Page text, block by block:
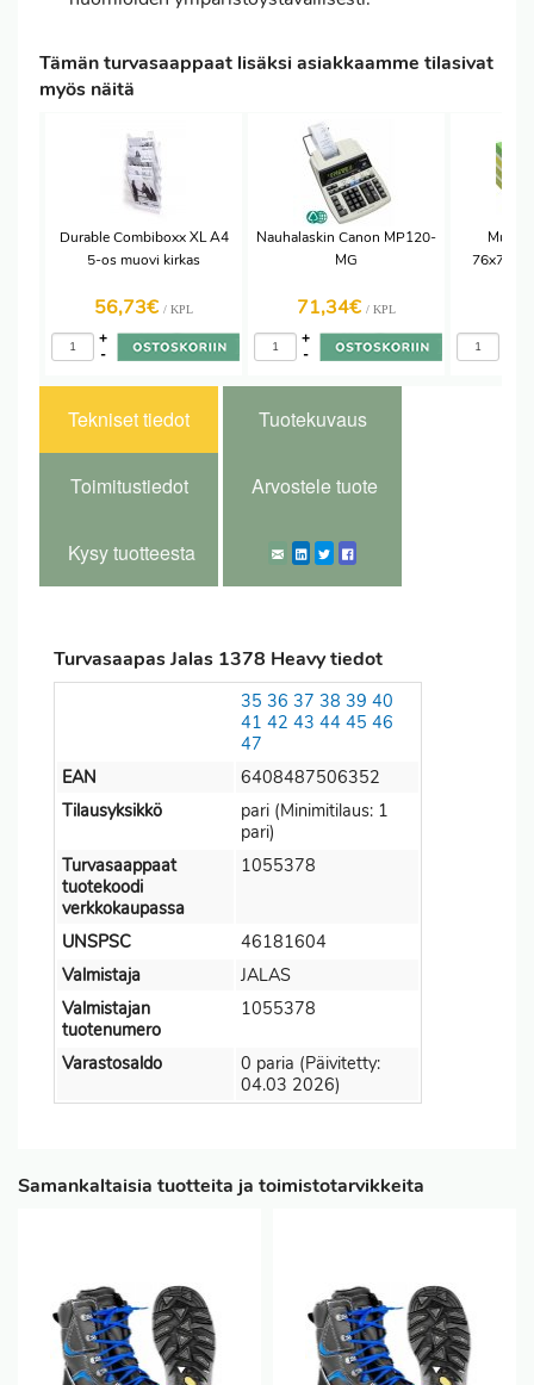
Tämän turvasaappaat lisäksi asiakkaamme tilasivat
myös näitä
Durable Combiboxx XL A4
5-os muovi kirkas
56,73€ / KPL
-
+
Nauhalaskin Canon MP120-
MG
71,34€ / KPL
-
+
Tekniset tiedot Tuotekuvaus
Toimitustiedot Arvostele tuote
Kysy tuotteesta
Turvasaapas Jalas 1378 Heavy tiedot
35 36 37 38 39 40
41 42 43 44 45 46
47
EAN
6408487506352
Tilausyksikkö
pari (Minimitilaus: 1
pari)
Turvasaappaat
tuotekoodi
verkkokaupassa
1055378
UNSPSC
46181604
Valmistaja
JALAS
Valmistajan
tuotenumero
1055378
Varastosaldo
0 paria (Päivitetty:
04.03 2026)
Samankaltaisia tuotteita ja toimistotarvikkeita